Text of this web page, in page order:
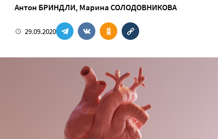
Антон БРИНДЛИ, Марина СОЛОДОВНИКОВА
29.09.2020